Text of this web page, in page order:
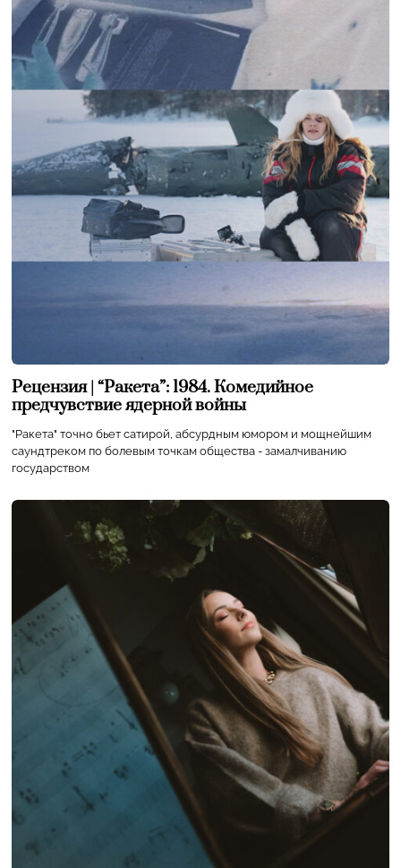
Рецензия | “Ракета”: 1984. Комедийное
предчувствие ядерной войны
"Ракета" точно бьет сатирой, абсурдным юмором и мощнейшим
саундтреком по болевым точкам общества - замалчиванию
государством